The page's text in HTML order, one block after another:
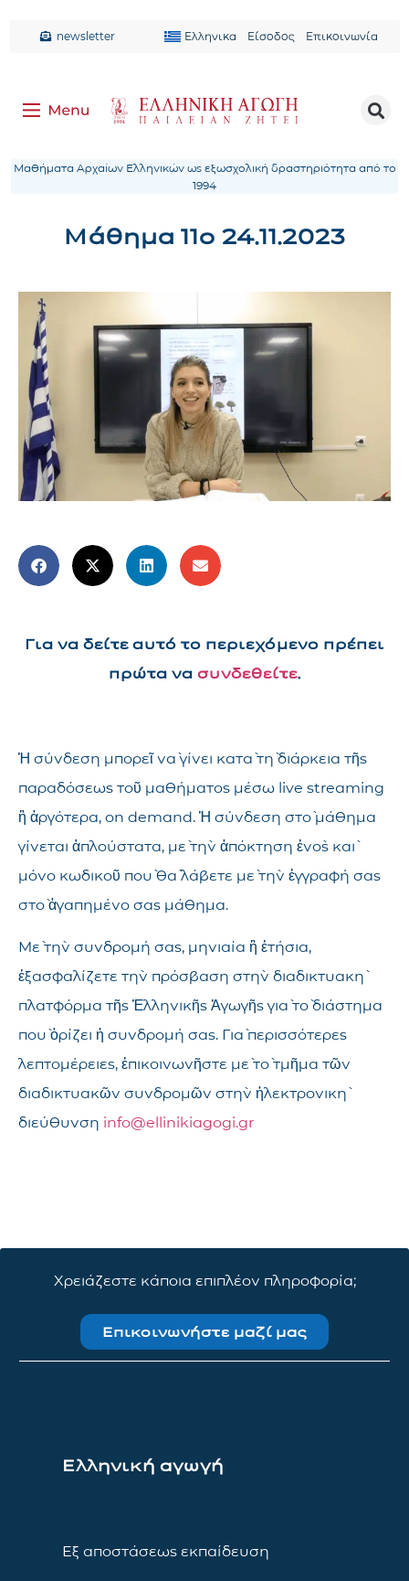
newsletter Ελληνικα Είσοδος Επικοινωνία
Μαθήματα Αρχαίων Ελληνικών ως εξωσχολική δραστηριότητα από το
1994
Μάθημα 11ο 24.11.2023
Για να δείτε αυτό το περιεχόμενο πρέπει
πρώτα να συνδεθείτε.
Ἡ σύνδεση μπορεῖ νὰ γίνει κατὰ τὴ διάρκεια τῆς
παραδόσεως τοῦ μαθήματος μέσω live streaming
ἢ ἀργότερα, on demand. Ἡ σύνδεση στὸ μάθημα
γίνεται ἁπλούστατα, μὲ τὴν ἀπόκτηση ἑνὸς καὶ
μόνο κωδικοῦ ποὺ θὰ λάβετε μὲ τὴν ἐγγραφή σας
στὸ ἀγαπημένο σας μάθημα.
Μὲ τὴν συνδρομή σας, μηνιαία ἢ ἐτήσια,
ἐξασφαλίζετε τὴν πρόσβαση στὴν διαδικτυακὴ
πλατφόρμα τῆς Ἑλληνικῆς Ἀγωγῆς γιὰ τὸ διάστημα
ποὺ ὁρίζει ἡ συνδρομή σας. Γιὰ περισσότερες
λεπτομέρειες, ἐπικοινωνῆστε μὲ τὸ τμῆμα τῶν
διαδικτυακῶν συνδρομῶν στὴν ἠλεκτρονικὴ
διεύθυνση info@ellinikiagogi.gr
Χρειάζεστε κάποια επιπλέον πληροφορία;
Επικοινωνήστε μαζί μας
Ελληνική αγωγή
Εξ αποστάσεως εκπαίδευση